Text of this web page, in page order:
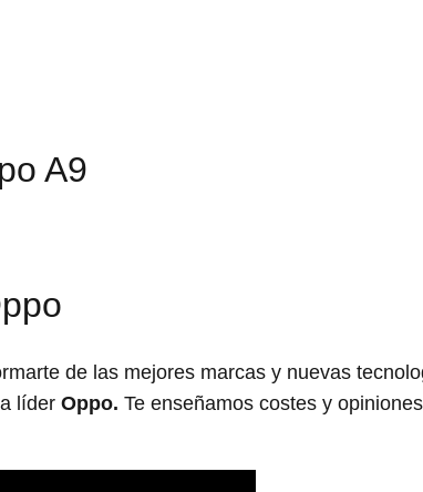
A9
de las mejores marcas y nuevas
líder Oppo. Te enseñamos costes y